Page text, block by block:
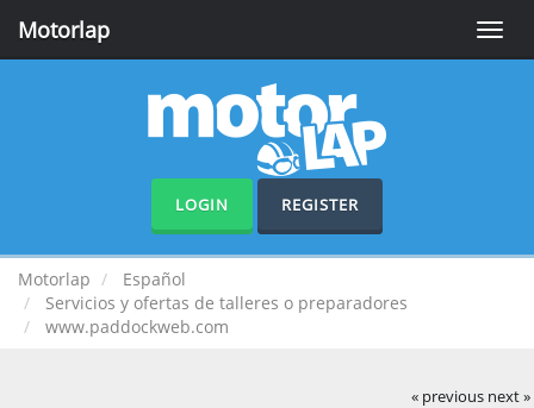
Toggle
Motorlap
LOGIN REGISTER
Motorlap
Español
Servicios y ofertas de talleres o preparadores
www.paddockweb.com
« previous next »